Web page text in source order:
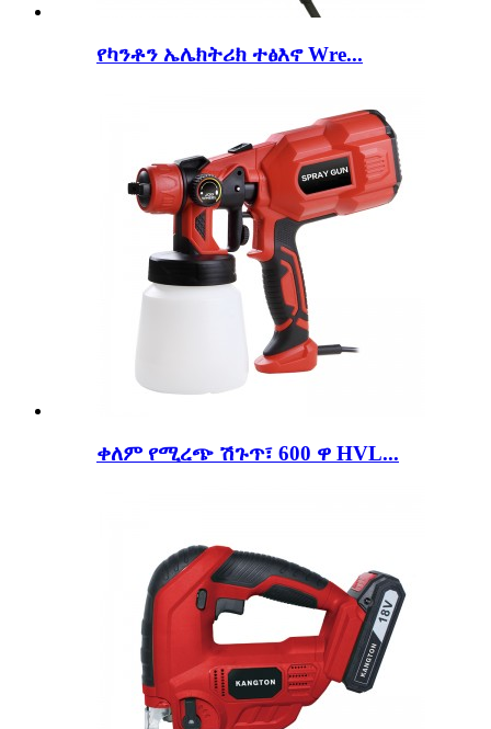
የካንቶን ኤሌክትሪክ ተፅእኖ Wre...
ቀለም የሚረጭ ሽጉጥ፣ 600 ዋ HVL...